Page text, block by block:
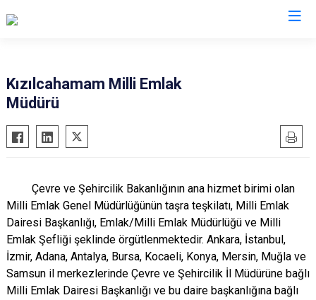
Akyurt
Altındağ
Beypazarı
Çamlıdere
Çankaya
Çubuk
Elmadağ
Kızılcahamam
Mamak
Nallıhan
Polatlı
Şereflikoçhisar
Kızılcahamam Milli Emlak
Müdürü
Çevre ve Şehircilik Bakanlığının ana hizmet birimi olan
Milli Emlak Genel Müdürlüğünün taşra teşkilatı, Milli Emlak
Dairesi Başkanlığı, Emlak/Milli Emlak Müdürlüğü ve Milli
Emlak Şefliği şeklinde örgütlenmektedir. Ankara, İstanbul,
İzmir, Adana, Antalya, Bursa, Kocaeli, Konya, Mersin, Muğla ve
Samsun il merkezlerinde Çevre ve Şehircilik İl Müdürüne bağlı
Milli Emlak Dairesi Başkanlığı ve bu daire başkanlığına bağlı